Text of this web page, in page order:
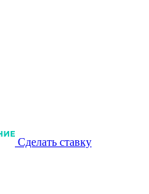
Сделать ставку